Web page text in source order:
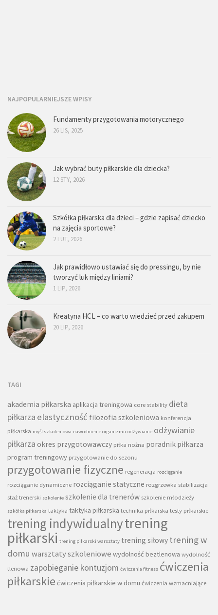
NAJPOPULARNIEJSZE WPISY
Fundamenty przygotowania motorycznego
26 LIS, 2025
Jak wybrać buty piłkarskie dla dziecka?
12 STY, 2026
Szkółka piłkarska dla dzieci – gdzie zapisać dziecko
na zajęcia sportowe?
2 LUT, 2026
Jak prawidłowo ustawiać się do pressingu, by nie
tworzyć luk między liniami?
1 LIP, 2026
Kreatyna HCL – co warto wiedzieć przed zakupem
20 LIP, 2026
TAGI
akademia piłkarska aplikacja treningowa core stability dieta
piłkarza elastyczność filozofia szkoleniowa konferencja
piłkarska myśl szkoleniowa nawodnienie organizmu odżywianie odżywianie
piłkarza okres przygotowawczy piłka nożna poradnik piłkarza
program treningowy przygotowanie do sezonu
przygotowanie fizyczne regeneracja rozciąganie
rozciąganie dynamiczne rozciąganie statyczne rozgrzewka stabilizacja
staż trenerski szkolenie szkolenie dla trenerów szkolenie młodzieży
szkółka piłkarska taktyka taktyka piłkarska technika piłkarska testy piłkarskie
trening indywidualnytrening
piłkarski trening piłkarski warsztaty trening siłowy trening w
domu warsztaty szkoleniowe wydolność beztlenowa wydolność
tlenowa zapobieganie kontuzjom ćwiczenia fitness ćwiczenia
piłkarskie ćwiczenia piłkarskie w domu ćwiczenia wzmacniające